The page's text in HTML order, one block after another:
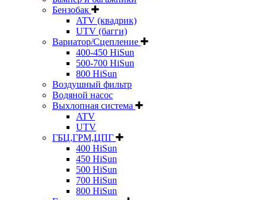
Бензобак
ATV (квадрик)
UTV (багги)
Вариатор/Сцепление
400-450 HiSun
500-700 HiSun
800 HiSun
Воздушный фильтр
Водяной насос
Выхлопная система
ATV
UTV
ГБЦ,ГРМ,ЦПГ
400 HiSun
450 HiSun
500 HiSun
700 HiSun
800 HiSun